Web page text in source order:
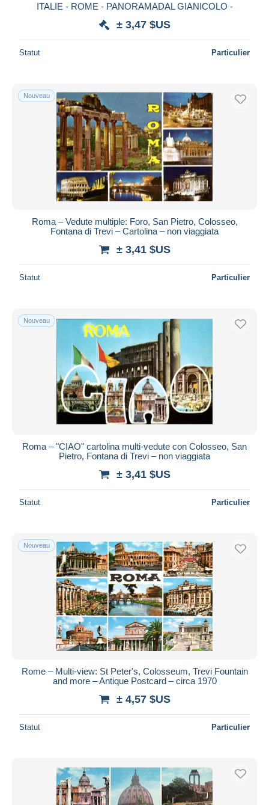
ITALIE - ROME - PANORAMADAL GIANICOLO -
± 3,47 $US
Statut Particulier
Nouveau
Roma – Vedute multiple: Foro, San Pietro, Colosseo,
Fontana di Trevi – Cartolina – non viaggiata
± 3,41 $US
Statut Particulier
Nouveau
Roma – "CIAO" cartolina multi-vedute con Colosseo, San
Pietro, Fontana di Trevi – non viaggiata
± 3,41 $US
Statut Particulier
Nouveau
Rome – Multi-view: St Peter's, Colosseum, Trevi Fountain
and more – Antique Postcard – circa 1970
± 4,57 $US
Statut Particulier